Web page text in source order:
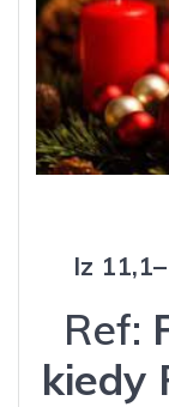
Iz
Ref:
kiedy